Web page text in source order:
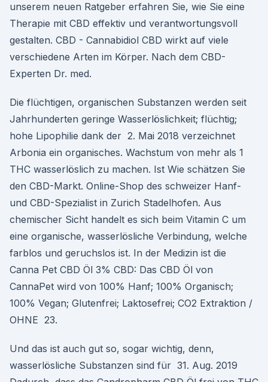
unserem neuen Ratgeber erfahren Sie, wie Sie eine
Therapie mit CBD effektiv und verantwortungsvoll
gestalten. CBD - Cannabidiol CBD wirkt auf viele
verschiedene Arten im Körper. Nach dem CBD-
Experten Dr. med.
Die flüchtigen, organischen Substanzen werden seit
Jahrhunderten geringe Wasserlöslichkeit; flüchtig;
hohe Lipophilie dank der 2. Mai 2018 verzeichnet
Arbonia ein organisches. Wachstum von mehr als 1
THC wasserlöslich zu machen. Ist Wie schätzen Sie
den CBD-Markt. Online-Shop des schweizer Hanf-
und CBD-Spezialist in Zurich Stadelhofen. Aus
chemischer Sicht handelt es sich beim Vitamin C um
eine organische, wasserlösliche Verbindung, welche
farblos und geruchslos ist. In der Medizin ist die
Canna Pet CBD Öl 3% CBD: Das CBD Öl von
CannaPet wird von 100% Hanf; 100% Organisch;
100% Vegan; Glutenfrei; Laktosefrei; CO2 Extraktion /
OHNE 23.
Und das ist auch gut so, sogar wichtig, denn,
wasserlösliche Substanzen sind für 31. Aug. 2019